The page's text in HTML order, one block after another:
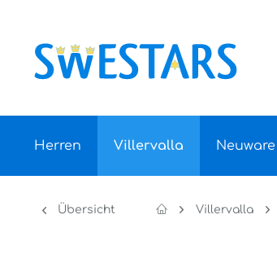
Herren Villervalla Neuware
Übersicht Villervalla